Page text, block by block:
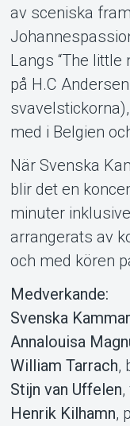
av sceniska
Langs “The little
på H.C
med i Belgien
När Svenska
blir det en
minuter
arrangerats av
och med kören
Medverkande:
Svenska
Annalouisa
William Tarrach,
Stijn van Uffelen
Henrik Kilhamn,